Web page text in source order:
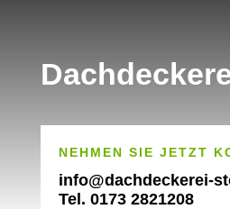
NEHMEN SIE JETZT
info@dachdeckerei-
Tel. 0173 2821208